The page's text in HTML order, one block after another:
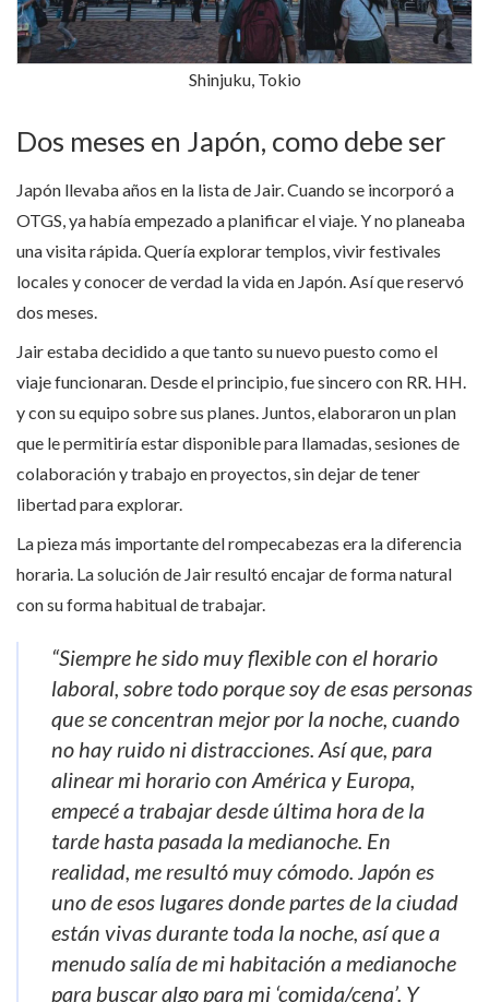
Shinjuku, Tokio
Dos meses en Japón, como debe ser
Japón llevaba años en la lista de Jair. Cuando se incorporó a
OTGS, ya había empezado a planificar el viaje. Y no planeaba
una visita rápida. Quería explorar templos, vivir festivales
locales y conocer de verdad la vida en Japón. Así que reservó
dos meses.
Jair estaba decidido a que tanto su nuevo puesto como el
viaje funcionaran. Desde el principio, fue sincero con RR. HH.
y con su equipo sobre sus planes. Juntos, elaboraron un plan
que le permitiría estar disponible para llamadas, sesiones de
colaboración y trabajo en proyectos, sin dejar de tener
libertad para explorar.
La pieza más importante del rompecabezas era la diferencia
horaria. La solución de Jair resultó encajar de forma natural
con su forma habitual de trabajar.
“Siempre he sido muy flexible con el horario
laboral, sobre todo porque soy de esas personas
que se concentran mejor por la noche, cuando
no hay ruido ni distracciones. Así que, para
alinear mi horario con América y Europa,
empecé a trabajar desde última hora de la
tarde hasta pasada la medianoche. En
realidad, me resultó muy cómodo. Japón es
uno de esos lugares donde partes de la ciudad
están vivas durante toda la noche, así que a
menudo salía de mi habitación a medianoche
para buscar algo para mi ‘comida/cena’. Y